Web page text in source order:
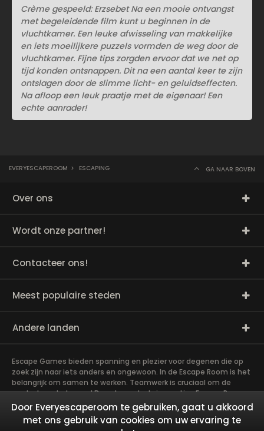
Crème gespeeld: Erzsebet Na een mooie ontvangst
met begeleidende film kunt u beginnen in de
vluchtkamer. Een leuke afwisseling van makkelijke
en iets moeilijkere puzzels vormden de weg door de
vluchtkamer. Fijne tips zorgden ervoor dat we net op
tijd konden ontsnappen. Dit na een aantal keer te zijn
ontslagen door de slimme licht- en geluidseffecten.
Na afloop een leuk praatje met de eigenaar! Een
echte aanrader!
EVERYESCAPEROOM > ESCAPING GA NAAR BOVEN
Over ons
Wordt onze partner!
Contacteer ons!
Meest populaire steden
Andere landen
Escape Games bieden spanning en plezier voor degenen die op
zoek zijn naar iets anders en ongewoon. In de Escape Room is het
belangrijk om samen te werken. Teamwerk is cruciaal om de
raadsels op te lossen! De vele raadsels in een Live Escape Room
vereisen veel geduld, vaardigheden en hersenen. Het spel is
eigenlijk een goede training voor de hersenen! Exit rooms zijn zeer
geschikt voor teambuilding en andere activiteiten! Het meest
Door Everyescaperoom te gebruiken, gaat u akkoord
met ons gebruik van cookies om uw ervaring te